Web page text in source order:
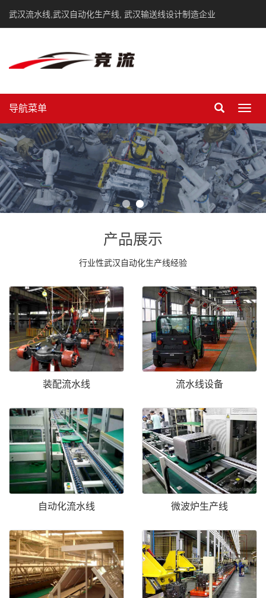
武汉流水线,武汉自动化生产线, 武汉输送线设计制造企业
导航菜单
产品展示
行业性武汉自动化生产线经验
装配流水线 流水线设备
自动化流水线 微波炉生产线